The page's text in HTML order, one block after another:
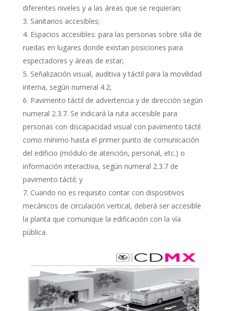
diferentes niveles y a las áreas que se requieran;
Sanitarios accesibles;
Espacios accesibles: para las personas sobre silla de
ruedas en lugares donde existan posiciones para
espectadores y áreas de estar;
Señalización visual, auditiva y táctil para la movilidad
interna, según numeral 4.2;
Pavimento táctil de advertencia y de dirección según
numeral 2.3.7. Se indicará la ruta accesible para
personas con discapacidad visual con pavimento táctil
como mínimo hasta el primer punto de comunicación
del edificio (módulo de atención, personal, etc.) o
información interactiva, según numeral 2.3.7 de
pavimento táctil; y
Cuando no es requisito contar con dispositivos
mecánicos de circulación vertical, deberá ser accesible
la planta que comunique la edificación con la vía
pública.